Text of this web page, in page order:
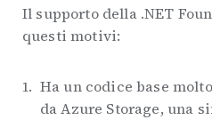
Il supporto della .NET
questi motivi:
Ha un codice base
da Azure Storage, una